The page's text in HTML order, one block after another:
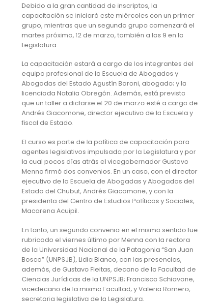
Debido a la gran cantidad de inscriptos, la
capacitación se iniciará este miércoles con un primer
grupo, mientras que un segundo grupo comenzará el
martes próximo, 12 de marzo, también a las 9 en la
Legislatura.
La capacitación estará a cargo de los integrantes del
equipo profesional de la Escuela de Abogados y
Abogadas del Estado Agustín Baroni, abogado; y la
licenciada Natalia Obregón. Además, está previsto
que un taller a dictarse el 20 de marzo esté a cargo de
Andrés Giacomone, director ejecutivo de la Escuela y
fiscal de Estado.
El curso es parte de la política de capacitación para
agentes legislativos impulsada por la Legislatura y por
la cual pocos días atrás el vicegobernador Gustavo
Menna firmó dos convenios. En un caso, con el director
ejecutivo de la Escuela de Abogadas y Abogados del
Estado del Chubut, Andrés Giacomone, y con la
presidenta del Centro de Estudios Políticos y Sociales,
Macarena Acuipil.
En tanto, un segundo convenio en el mismo sentido fue
rubricado el viernes último por Menna con la rectora
de la Universidad Nacional de la Patagonia “San Juan
Bosco” (UNPSJB), Lidia Blanco, con las presencias,
además, de Gustavo Fleitas, decano de la Facultad de
Ciencias Jurídicas de la UNPSJB; Francisco Schiavone,
vicedecano de la misma Facultad; y Valeria Romero,
secretaria legislativa de la Legislatura.